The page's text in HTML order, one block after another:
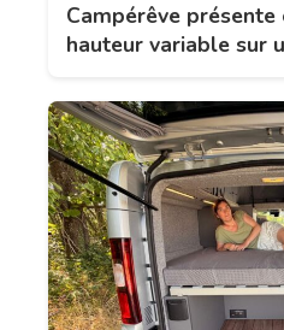
Campérêve
hauteur variable sur